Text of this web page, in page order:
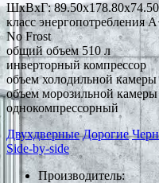
ШхВхГ:
класс энергопотребления
No Frost
общий объем 510 л
инверторный компрессор
объем холодильной камеры
объем морозильной
однокомпрессорный
Двухдверные Дорогие
Side-by-side
Производитель: